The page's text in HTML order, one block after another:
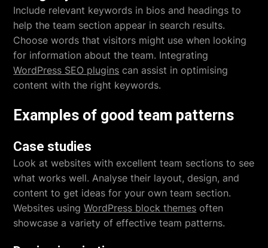
Include relevant keywords in bios and headings to
help the team section appear in search results.
Choose words that visitors might use when looking
for information about the team. Integrating
WordPress SEO plugins can assist in optimising
content with the right keywords.
Examples of good team patterns
Case studies
Look at websites with excellent team sections to see
what works well. Analyse their layout, design, and
content to get ideas for your own team section.
Websites usingWordPress block themes often
showcase a variety of effective team patterns.